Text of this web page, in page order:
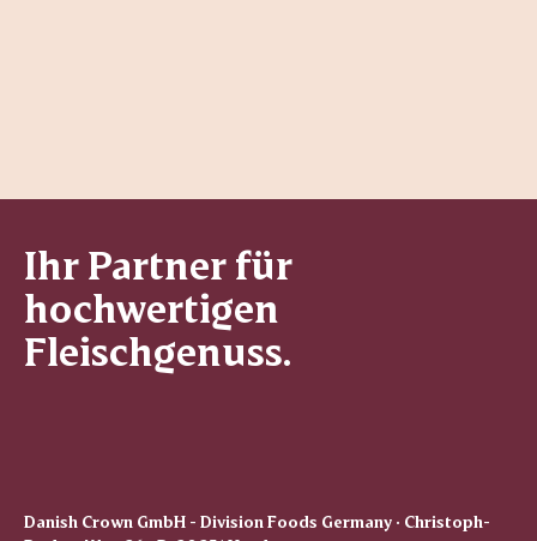
Ihr Partner für
hochwertigen
Fleischgenuss.
Danish Crown GmbH - Division Foods Germany · Christoph-